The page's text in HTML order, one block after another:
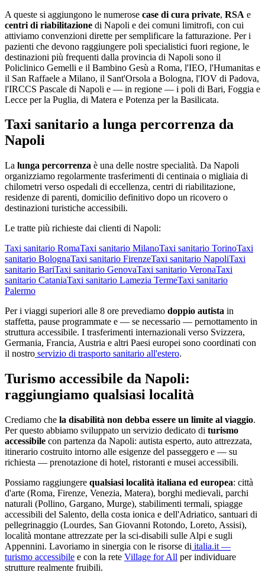
A queste si aggiungono le numerose case di cura private, RSA e
centri di riabilitazione di Napoli e dei comuni limitrofi, con cui
attiviamo convenzioni dirette per semplificare la fatturazione. Per i
pazienti che devono raggiungere poli specialistici fuori regione, le
destinazioni più frequenti dalla provincia di Napoli sono il
Policlinico Gemelli e il Bambino Gesù a Roma, l'IEO, l'Humanitas e
il San Raffaele a Milano, il Sant'Orsola a Bologna, l'IOV di Padova,
l'IRCCS Pascale di Napoli e — in regione — i poli di Bari, Foggia e
Lecce per la Puglia, di Matera e Potenza per la Basilicata.
Taxi sanitario a lunga percorrenza da
Napoli
La lunga percorrenza è una delle nostre specialità. Da Napoli
organizziamo regolarmente trasferimenti di centinaia o migliaia di
chilometri verso ospedali di eccellenza, centri di riabilitazione,
residenze di parenti, domicilio definitivo dopo un ricovero o
destinazioni turistiche accessibili.
Le tratte più richieste dai clienti di Napoli:
Taxi sanitario RomaTaxi sanitario MilanoTaxi sanitario TorinoTaxi
sanitario BolognaTaxi sanitario FirenzeTaxi sanitario NapoliTaxi
sanitario BariTaxi sanitario GenovaTaxi sanitario VeronaTaxi
sanitario CataniaTaxi sanitario Lamezia TermeTaxi sanitario
Palermo
Per i viaggi superiori alle 8 ore prevediamo doppio autista in
staffetta, pause programmate e — se necessario — pernottamento in
struttura accessibile. I trasferimenti internazionali verso Svizzera,
Germania, Francia, Austria e altri Paesi europei sono coordinati con
il nostro servizio di trasporto sanitario all'estero.
Turismo accessibile da Napoli:
raggiungiamo qualsiasi località
Crediamo che la disabilità non debba essere un limite al viaggio.
Per questo abbiamo sviluppato un servizio dedicato di turismo
accessibile con partenza da Napoli: autista esperto, auto attrezzata,
itinerario costruito intorno alle esigenze del passeggero e — su
richiesta — prenotazione di hotel, ristoranti e musei accessibili.
Possiamo raggiungere qualsiasi località italiana ed europea: città
d'arte (Roma, Firenze, Venezia, Matera), borghi medievali, parchi
naturali (Pollino, Gargano, Murge), stabilimenti termali, spiagge
accessibili del Salento, della costa ionica e dell'Adriatico, santuari di
pellegrinaggio (Lourdes, San Giovanni Rotondo, Loreto, Assisi),
località montane attrezzate per la sci-disabili sulle Alpi e sugli
Appennini. Lavoriamo in sinergia con le risorse di italia.it —
turismo accessibile e con la rete Village for All per individuare
strutture realmente fruibili.